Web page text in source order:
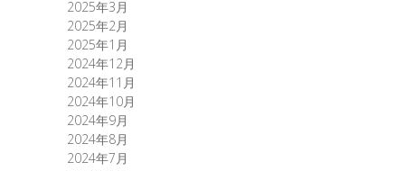
2025年3月
2025年2月
2025年1月
2024年12月
2024年11月
2024年10月
2024年9月
2024年8月
2024年7月